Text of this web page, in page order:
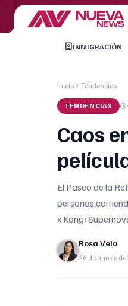
INMIGRACIÓN
Inicio Tendencias
TENDENCIAS
Caos
El Paseo de la
personas
x Kong:
Rosa Vela
26 de agosto